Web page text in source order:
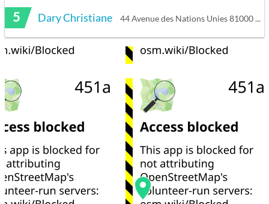
5 Dary Christiane 44 Avenue des Nations Unies 81000 Albi